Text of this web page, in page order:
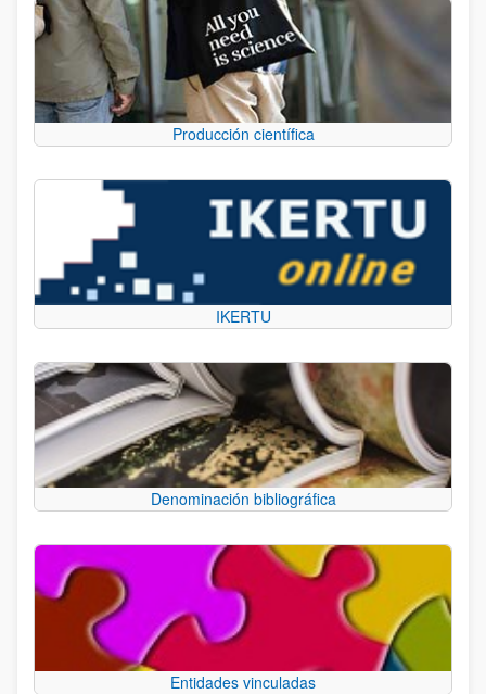
Producción científica
IKERTU
Denominación bibliográfica
Entidades vinculadas